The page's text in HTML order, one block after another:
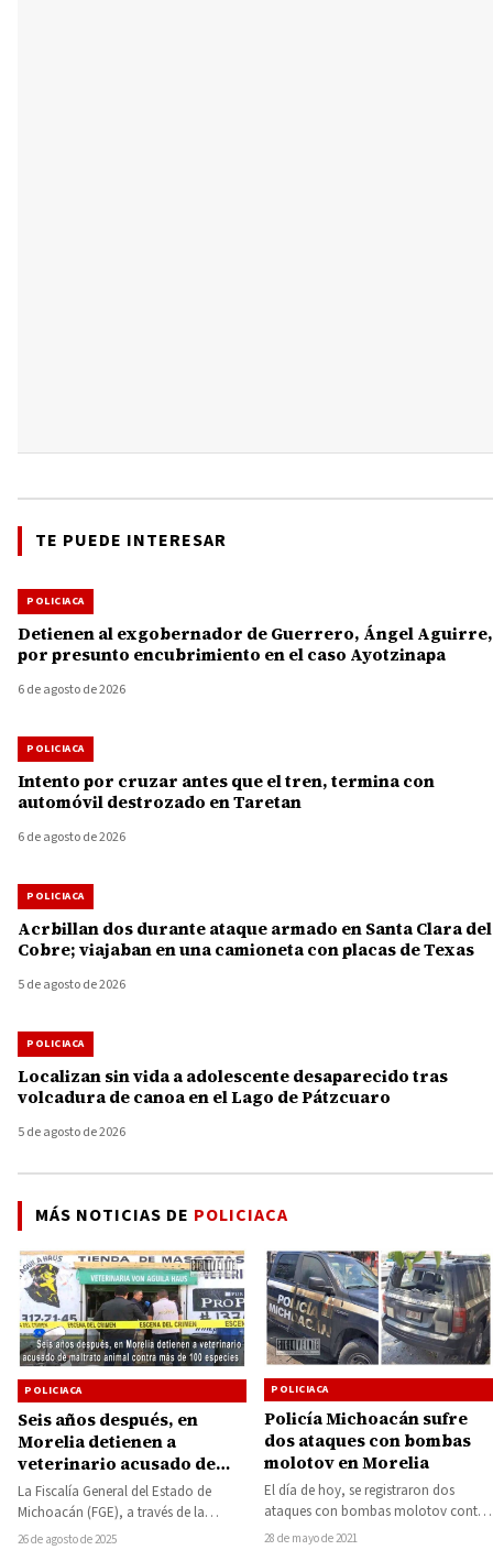
TE PUEDE INTERESAR
POLICIACA
Detienen al exgobernador de Guerrero, Ángel Aguirre,
por presunto encubrimiento en el caso Ayotzinapa
6 de agosto de 2026
POLICIACA
Intento por cruzar antes que el tren, termina con
automóvil destrozado en Taretan
6 de agosto de 2026
POLICIACA
Acrbillan dos durante ataque armado en Santa Clara del
Cobre; viajaban en una camioneta con placas de Texas
5 de agosto de 2026
POLICIACA
Localizan sin vida a adolescente desaparecido tras
volcadura de canoa en el Lago de Pátzcuaro
5 de agosto de 2026
MÁS NOTICIAS DE POLICIACA
POLICIACA
Seis años después, en
Morelia detienen a
veterinario acusado de
maltrato animal contra
más de 100 especies
La Fiscalía General del Estado de
Michoacán (FGE), a través de la
Fiscalía Especializada en Combate a
26 de agosto de 2025
POLICIACA
Policía Michoacán sufre
dos ataques con bombas
molotov en Morelia
El día de hoy, se registraron dos
ataques con bombas molotov contra
patrullas de la Policía Michoacán,
28 de mayo de 2021